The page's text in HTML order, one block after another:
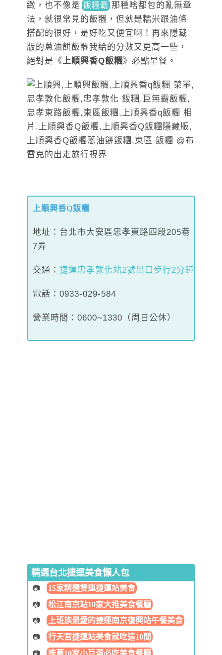
緻，也不像是 飯糰霸 那種啥都包的亂無章
法 ，就很常見的飯糰，但就是糯米跟油條
搭配的很好，是好吃又便宜啊！再來隱藏
版的蔥油餅飯糰我給的分數又更高一些，
絕對是《上順興香Q飯糰》必點早餐。
上順興香Q飯糰
地址：台北市大安區忠孝東路四段205巷
7弄
交通： 捷運忠孝敦化站2號出口步行2分鐘
電話：0933-029-584
營業時間：0600~1330（周日公休）
精選台北捷運美食懶人包
15家精選雙連捷運站美食
松江南京站10家大推美食餐廳
上班族最愛的捷運南京復興站午餐美食
行天宮捷運站美食就吃這10間
推薦10家小巨蛋必吃美食餐廳